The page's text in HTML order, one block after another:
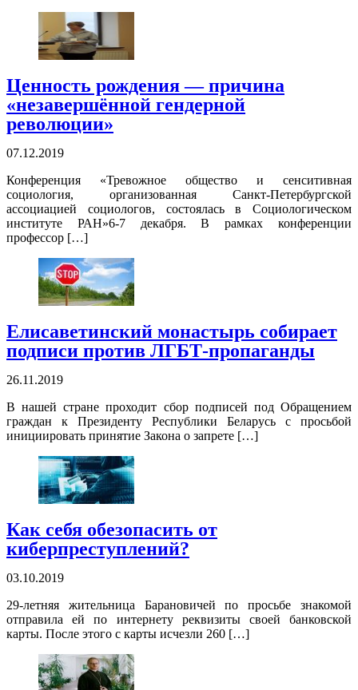
Ценность рождения — причина
«незавершённой гендерной
революции»
07.12.2019
Конференция «Тревожное общество и сенситивная
социология, организованная Санкт-Петербургской
ассоциацией социологов, состоялась в Социологическом
институте РАН»6-7 декабря. В рамках конференции
профессор […]
Елисаветинский монастырь собирает
подписи против ЛГБТ-пропаганды
26.11.2019
В нашей стране проходит сбор подписей под Обращением
граждан к Президенту Республики Беларусь с просьбой
инициировать принятие Закона о запрете […]
Как себя обезопасить от
киберпреступлений?
03.10.2019
29-летняя жительница Барановичей по просьбе знакомой
отправила ей по интернету реквизиты своей банковской
карты. После этого с карты исчезли 260 […]